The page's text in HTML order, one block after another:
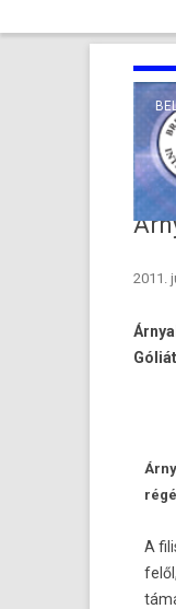
TENGERENTÚL
2011.
A